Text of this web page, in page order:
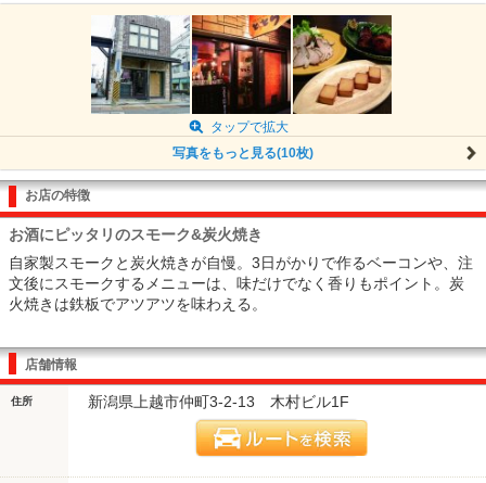
タップで拡大
写真をもっと見る(10枚)
お店の特徴
お酒にピッタリのスモーク&炭火焼き
自家製スモークと炭火焼きが自慢。3日がかりで作るベーコンや、注
文後にスモークするメニューは、味だけでなく香りもポイント。炭
火焼きは鉄板でアツアツを味わえる。
店舗情報
住所 新潟県上越市仲町3-2-13 木村ビル1F